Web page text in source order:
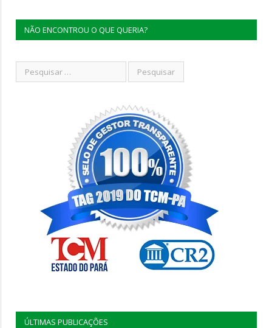
NÃO ENCONTROU O QUE QUERIA?
ÚLTIMAS PUBLICAÇÕES